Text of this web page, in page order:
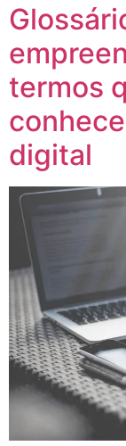
termos
digital